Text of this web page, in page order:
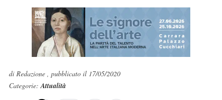
di Redazione , pubblicato il 17/05/2020
Categorie:Attualità